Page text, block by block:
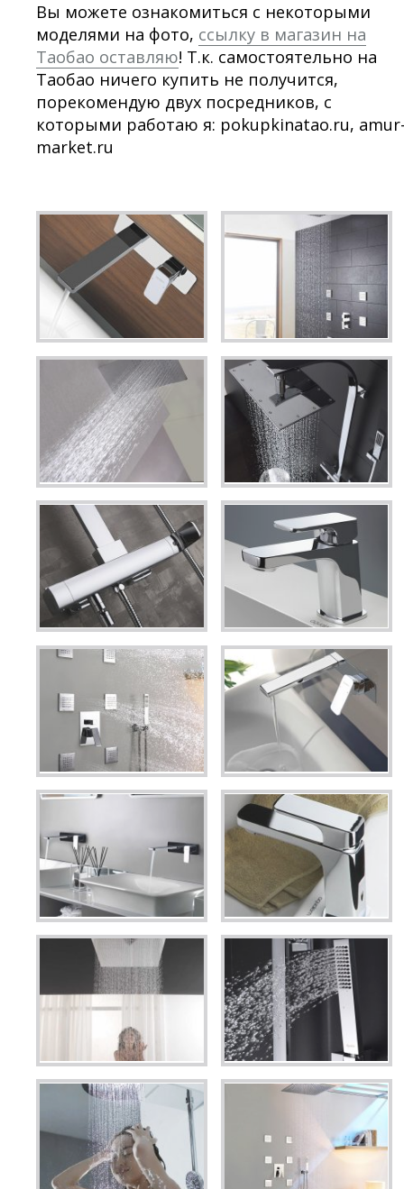
Вы можете ознакомиться с некоторыми
моделями на фото, ссылку в магазин на
Таобао оставляю! Т.к. самостоятельно на
Таобао ничего купить не получится,
порекомендую двух посредников, с
которыми работаю я: pokupkinatao.ru,
market.ru